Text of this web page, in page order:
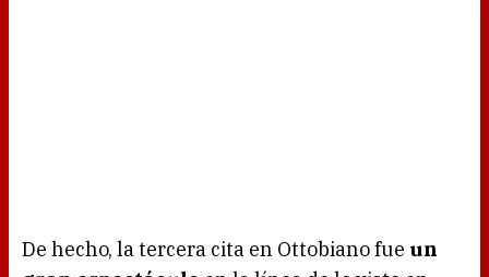
De hecho, la tercera cita en Ottobiano fue un